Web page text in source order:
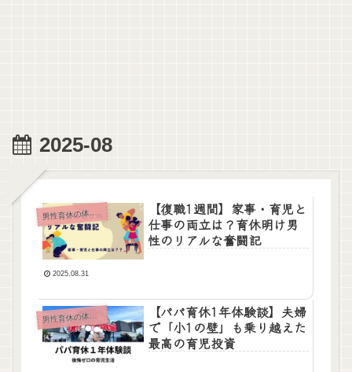
2025-08
男
性育休の体験談
【復職1週間】家事・育児と
仕事の両立は？育休明け男
性のリアルな奮闘記
2025.08.31
男
性育休の体験談
【パパ育休1年体験談】夫婦
で「小1の壁」も乗り越えた
最高の育児投資